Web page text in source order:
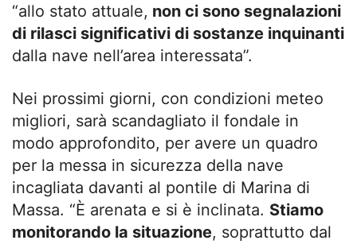
“allo stato attuale, non ci sono segnalazioni
di rilasci significativi di sostanze inquinanti
dalla nave nell’area interessata”.
Nei prossimi giorni, con condizioni meteo
migliori, sarà scandagliato il fondale in
modo approfondito, per avere un quadro
per la messa in sicurezza della nave
incagliata davanti al pontile di Marina di
Massa. “È arenata e si è inclinata. Stiamo
monitorando la situazione, soprattutto dal